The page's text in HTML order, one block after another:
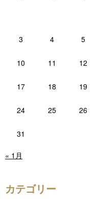
3 4 5
10 11 12
17 18 19
24 25 26
31
« 1月
カテゴリー